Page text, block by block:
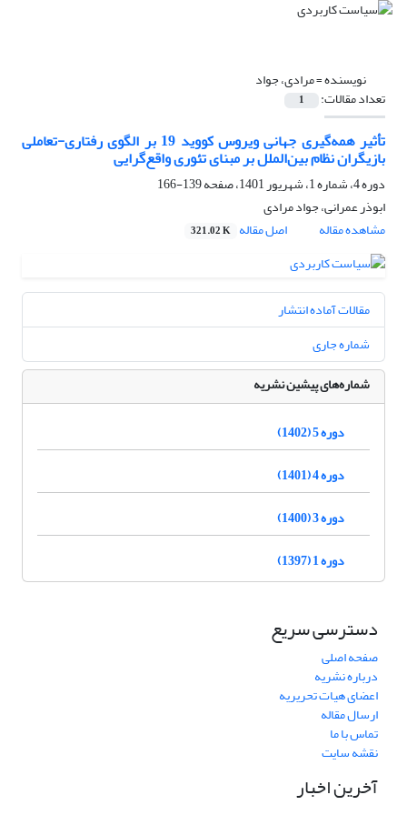
نویسنده =مرادی، جواد
تعداد مقالات: 1
تأثیر همه‌گیری جهانی ویروس کووید 19 بر الگوی رفتاری-تعاملی
بازیگران نظام بین‌الملل بر مبنای تئوری واقع‌گرایی
دوره 4، شماره 1، شهریور 1401، صفحه
139-166
ابوذر عمرانی، جواد مرادی
مشاهده مقاله
اصل مقاله 321.02 K
مقالات آماده انتشار
شماره جاری
شماره‌های پیشین نشریه
دوره 5 (1402)
دوره 4 (1401)
دوره 3 (1400)
دوره 1 (1397)
دسترسی سریع
صفحه اصلی
درباره نشریه
اعضای هیات تحریریه
ارسال مقاله
تماس با ما
نقشه سایت
آخرین اخبار